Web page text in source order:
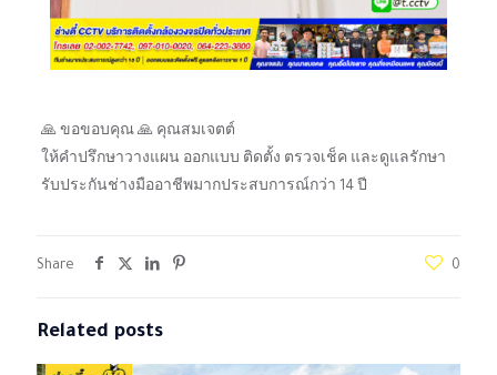
🙏 ขอขอบคุณ 🙏 คุณสมเจตต์
ให้คำปรึกษาวางแผน ออกแบบ ติดตั้ง ตรวจเช็ค และดูแลรักษา
รับประกันช่างมืออาชีพมากประสบการณ์กว่า 14 ปี
Share 0
Related posts